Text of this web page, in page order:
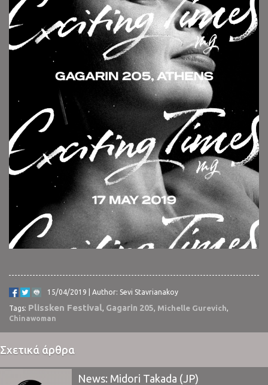
15/04/2019 | Author: Sevi Stavrianakoy
Tags: Plissken Festival, Gagarin 205, Michelle Gurevich,
Chinawoman
Σχετικά άρθρα
News: Midori Takada (JP)